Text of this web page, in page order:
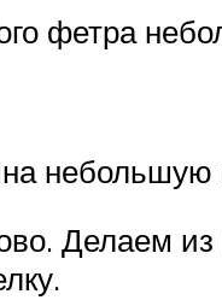
фетра
небольшую
Делаем